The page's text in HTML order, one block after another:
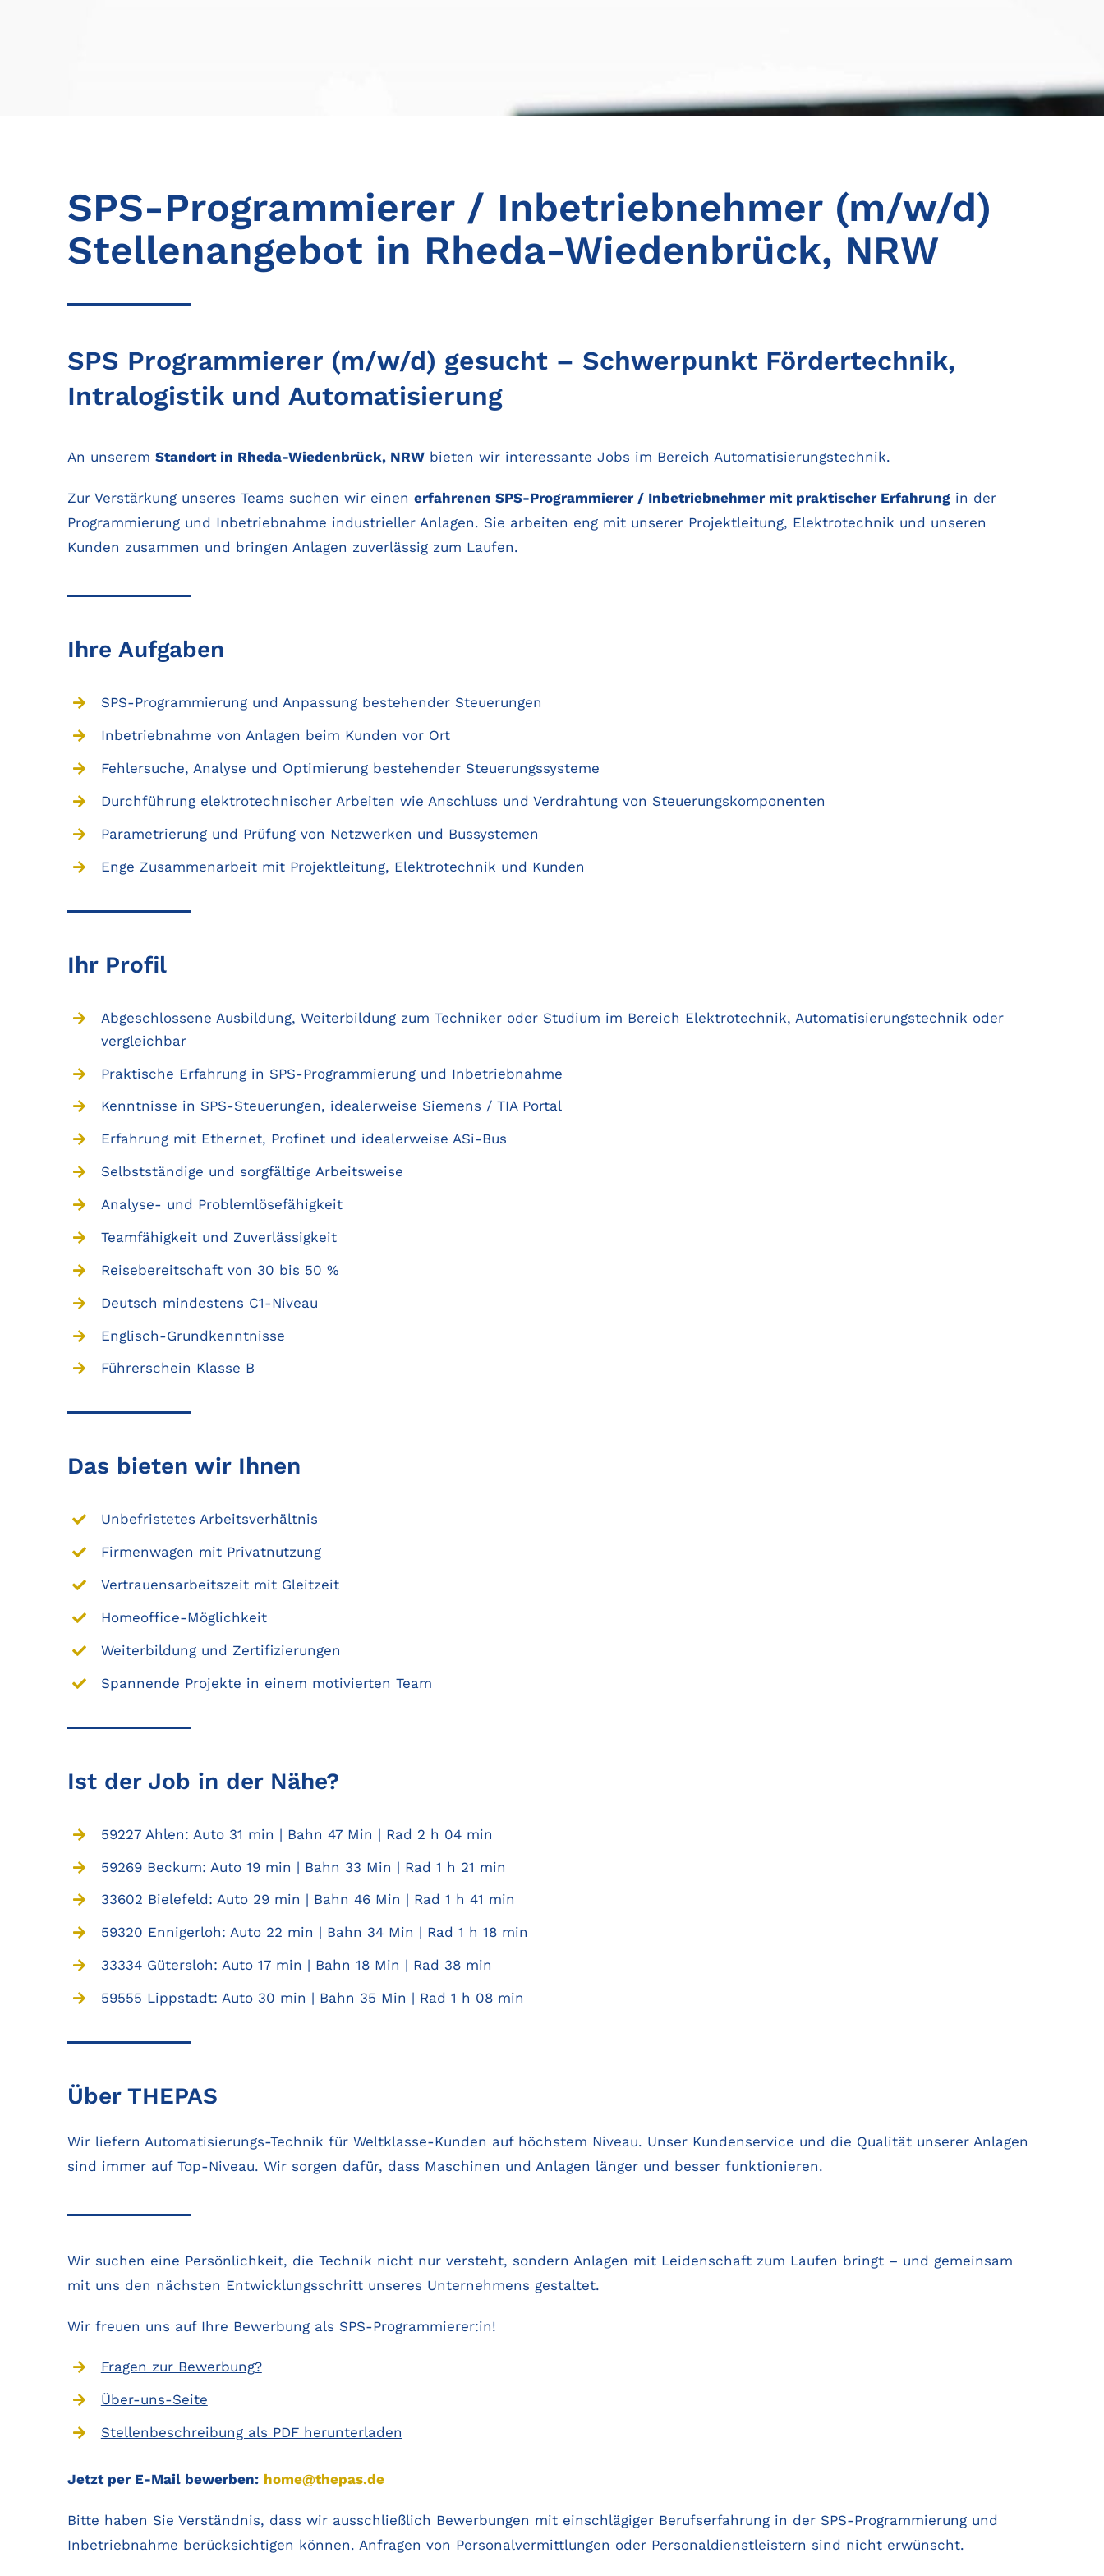
SPS-Programmierer / Inbetriebnehmer (m/w/d)
Stellenangebot in Rheda-Wiedenbrück, NRW
SPS Programmierer (m/w/d) gesucht – Schwerpunkt Fördertechnik,
Intralogistik und Automatisierung
An unserem Standort in Rheda-Wiedenbrück, NRW bieten wir interessante Jobs im Bereich Automatisierungstechnik.
Zur Verstärkung unseres Teams suchen wir einen erfahrenen SPS-Programmierer / Inbetriebnehmer mit praktischer Erfahrung in der
Programmierung und Inbetriebnahme industrieller Anlagen. Sie arbeiten eng mit unserer Projektleitung, Elektrotechnik und unseren
Kunden zusammen und bringen Anlagen zuverlässig zum Laufen.
Ihre Aufgaben
SPS-Programmierung und Anpassung bestehender Steuerungen
Inbetriebnahme von Anlagen beim Kunden vor Ort
Fehlersuche, Analyse und Optimierung bestehender Steuerungssysteme
Durchführung elektrotechnischer Arbeiten wie Anschluss und Verdrahtung von Steuerungskomponenten
Parametrierung und Prüfung von Netzwerken und Bussystemen
Enge Zusammenarbeit mit Projektleitung, Elektrotechnik und Kunden
Ihr Profil
Abgeschlossene Ausbildung, Weiterbildung zum Techniker oder Studium im Bereich Elektrotechnik, Automatisierungstechnik oder
vergleichbar
Praktische Erfahrung in SPS-Programmierung und Inbetriebnahme
Kenntnisse in SPS-Steuerungen, idealerweise Siemens / TIA Portal
Erfahrung mit Ethernet, Profinet und idealerweise ASi-Bus
Selbstständige und sorgfältige Arbeitsweise
Analyse- und Problemlösefähigkeit
Teamfähigkeit und Zuverlässigkeit
Reisebereitschaft von 30 bis 50 %
Deutsch mindestens C1-Niveau
Englisch-Grundkenntnisse
Führerschein Klasse B
Das bieten wir Ihnen
Unbefristetes Arbeitsverhältnis
Firmenwagen mit Privatnutzung
Vertrauensarbeitszeit mit Gleitzeit
Homeoffice-Möglichkeit
Weiterbildung und Zertifizierungen
Spannende Projekte in einem motivierten Team
Ist der Job in der Nähe?
59227 Ahlen: Auto 31 min | Bahn 47 Min | Rad 2 h 04 min
59269 Beckum: Auto 19 min | Bahn 33 Min | Rad 1 h 21 min
33602 Bielefeld: Auto 29 min | Bahn 46 Min | Rad 1 h 41 min
59320 Ennigerloh: Auto 22 min | Bahn 34 Min | Rad 1 h 18 min
33334 Gütersloh: Auto 17 min | Bahn 18 Min | Rad 38 min
59555 Lippstadt: Auto 30 min | Bahn 35 Min | Rad 1 h 08 min
Über THEPAS
Wir liefern Automatisierungs-Technik für Weltklasse-Kunden auf höchstem Niveau. Unser Kundenservice und die Qualität unserer Anlagen
sind immer auf Top-Niveau. Wir sorgen dafür, dass Maschinen und Anlagen länger und besser funktionieren.
Wir suchen eine Persönlichkeit, die Technik nicht nur versteht, sondern Anlagen mit Leidenschaft zum Laufen bringt – und gemeinsam
mit uns den nächsten Entwicklungsschritt unseres Unternehmens gestaltet.
Wir freuen uns auf Ihre Bewerbung als SPS-Programmierer:in!
Fragen zur Bewerbung?
Über-uns-Seite
Stellenbeschreibung als PDF herunterladen
Jetzt per E-Mail bewerben: home@thepas.de
Bitte haben Sie Verständnis, dass wir ausschließlich Bewerbungen mit einschlägiger Berufserfahrung in der SPS-Programmierung und
Inbetriebnahme berücksichtigen können. Anfragen von Personalvermittlungen oder Personaldienstleistern sind nicht erwünscht.